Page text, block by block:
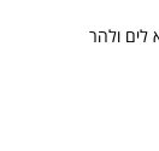
לים ולהר